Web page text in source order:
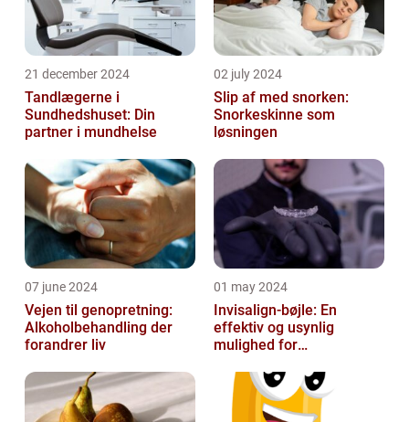
21 december 2024
Tandlægerne i
Sundhedshuset: Din
partner i mundhelse
02 july 2024
Slip af med snorken:
Snorkeskinne som
løsningen
07 june 2024
Vejen til genopretning:
Alkoholbehandling der
forandrer liv
01 may 2024
Invisalign-bøjle: En
effektiv og usynlig
mulighed for